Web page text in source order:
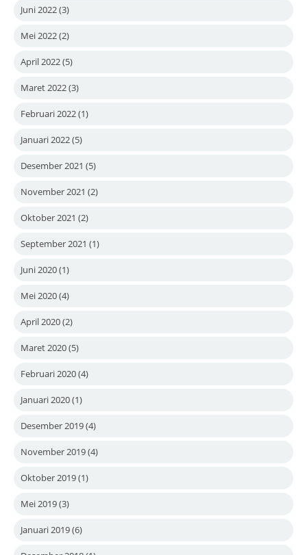
Juni 2022(3)
Mei 2022(2)
April 2022(5)
Maret 2022(3)
Februari 2022(1)
Januari 2022(5)
Desember 2021 (5)
November 2021 (2)
Oktober 2021 (2)
September 2021 (1)
Juni 2020(1)
Mei 2020(4)
April 2020(2)
Maret 2020(5)
Februari 2020(4)
Januari 2020(1)
Desember 2019(4)
November 2019(4)
Oktober 2019(1)
Mei 2019(3)
Januari 2019(6)